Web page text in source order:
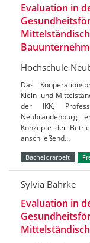
Evaluation in
Hochschule
Das
Klein- und
der IKK,
Neubrandenburg
Konzepte der
anschließend…
Bachelorarbeit
Sylvia Bahrke
Evaluation in